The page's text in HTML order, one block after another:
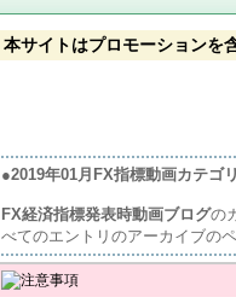
本サイトはプロモーションを
●2019年01月FX指標動画カテゴ
FX経済指標発表時動画ブログの
べてのエントリのアーカイブの